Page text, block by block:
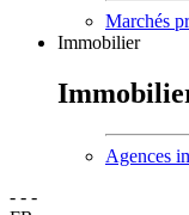
Marchés
Immobilier
Agences
- - -